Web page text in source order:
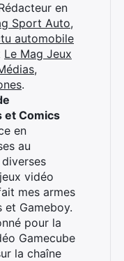
en
Sport Auto,
automobile
Le Mag Jeux
.
et Comics
en
au
vidéo
mes armes
et Gameboy.
pour la
Gamecube
la chaîne